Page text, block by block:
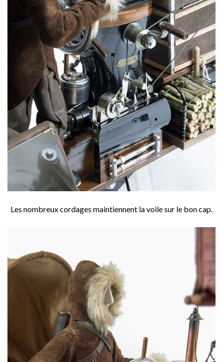
Les nombreux cordages maintiennent la voile sur le bon cap.